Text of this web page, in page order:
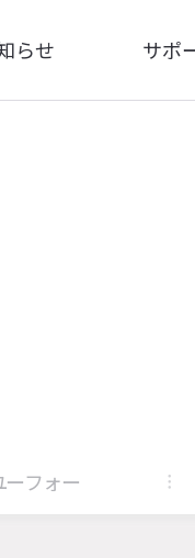
らせ
全体
サポ
フォー